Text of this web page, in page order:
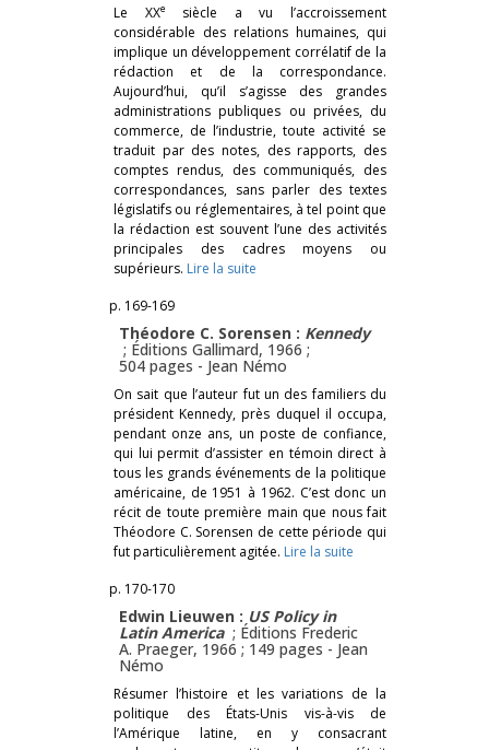
Le XXesiècle a vu l’accroissement
considérable des relations humaines, qui
implique un développement corrélatif de la
rédaction et de la correspondance.
Aujourd’hui, qu’il s’agisse des grandes
administrations publiques ou privées, du
commerce, de l’industrie, toute activité se
traduit par des notes, des rapports, des
comptes rendus, des communiqués, des
correspondances, sans parler des textes
législatifs ou réglementaires, à tel point que
la rédaction est souvent l’une des activités
principales des cadres moyens ou
supérieurs. Lire la suite
p. 169-169
Théodore C. Sorensen : Kennedy
; Éditions Gallimard, 1966 ;
504 pages - Jean Némo
On sait que l’auteur fut un des familiers du
président Kennedy, près duquel il occupa,
pendant onze ans, un poste de confiance,
qui lui permit d’assister en témoin direct à
tous les grands événements de la politique
américaine, de 1951 à 1962. C’est donc un
récit de toute première main que nous fait
Théodore C. Sorensen de cette période qui
fut particulièrement agitée. Lire la suite
p. 170-170
Edwin Lieuwen : US Policy in
Latin America ; Éditions Frederic
A. Praeger, 1966 ; 149 pages - Jean
Némo
Résumer l’histoire et les variations de la
politique des États-Unis vis-à-vis de
l’Amérique latine, en y consacrant